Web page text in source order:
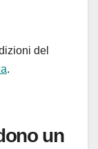
del
.
un